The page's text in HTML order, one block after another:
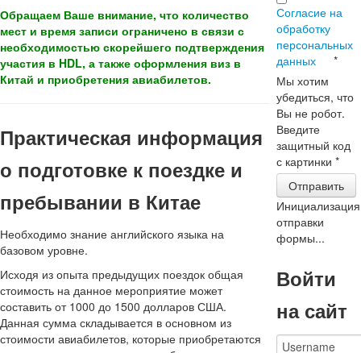
Обращаем Ваше внимание, что количество
мест и время записи ограничено в связи с
необходимостью скорейшего подтверждения
участия в HDL, а также оформления виз в
Китай и приобретения авиабилетов.
Практическая информация
о подготовке к поездке и
пребывании в Китае
Необходимо знание английского языка на
базовом уровне.
Исходя из опыта предыдущих поездок общая
стоимость на данное мероприятие может
составить от 1000 до 1500 долларов США.
Данная сумма складывается в основном из
стоимости авиабилетов, которые приобретаются
Согласие на
обработку
персональных
данных
*
Мы хотим
убедиться, что
Вы не робот.
Введите
защитный код
с картинки*
Отправить
Инициализация
отправки
формы...
Войти
на сайт